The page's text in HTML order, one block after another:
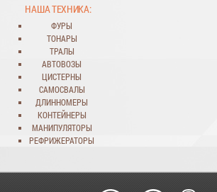
НАША ТЕХНИКА:
ФУРЫ
ТОНАРЫ
ТРАЛЫ
АВТОВОЗЫ
ЦИСТЕРНЫ
САМОСВАЛЫ
ДЛИННОМЕРЫ
КОНТЕЙНЕРЫ
МАНИПУЛЯТОРЫ
РЕФРИЖЕРАТОРЫ